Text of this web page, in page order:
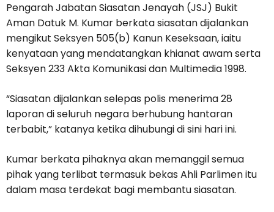
Pengarah Jabatan Siasatan Jenayah (JSJ) Bukit
Aman Datuk M. Kumar berkata siasatan dijalankan
mengikut Seksyen 505(b) Kanun Keseksaan, iaitu
kenyataan yang mendatangkan khianat awam serta
Seksyen 233 Akta Komunikasi dan Multimedia 1998.
“Siasatan dijalankan selepas polis menerima 28
laporan di seluruh negara berhubung hantaran
terbabit,” katanya ketika dihubungi di sini hari ini.
Kumar berkata pihaknya akan memanggil semua
pihak yang terlibat termasuk bekas Ahli Parlimen itu
dalam masa terdekat bagi membantu siasatan.